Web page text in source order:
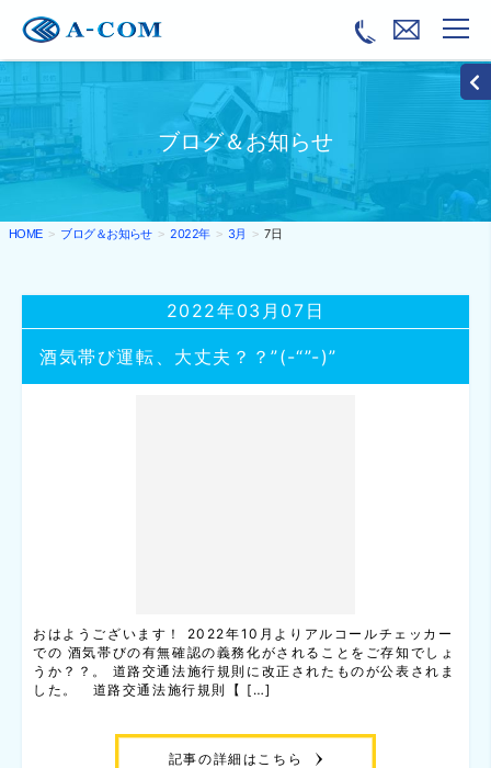
ブログ＆お知らせ
HOME ブログ＆お知らせ 2022年 3月 7日
酒気帯び運転、大丈夫？？”(-“”-)”
2022年03月07日
おはようございます！ 2022年10月よりアルコールチェッカー
での 酒気帯びの有無確認の義務化がされることをご存知でしょ
うか？？。 道路交通法施行規則に改正されたものが公表されま
した。 道路交通法施行規則【 […]
記事の詳細はこちら